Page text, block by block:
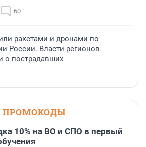
60
ракетами и дронами по
России. Власти регионов
о пострадавших
ПРОМОКОДЫ
10% на ВО и СПО в первый